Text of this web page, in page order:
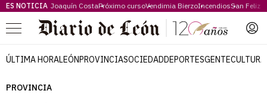
ES NOTICIA Joaquín CostaPróximo cursoVendimia BierzoIncendiosSan Feliz
Menú
ÚLTIMA HORALEÓNPROVINCIASOCIEDADDEPORTESGENTECULTURA
PROVINCIA